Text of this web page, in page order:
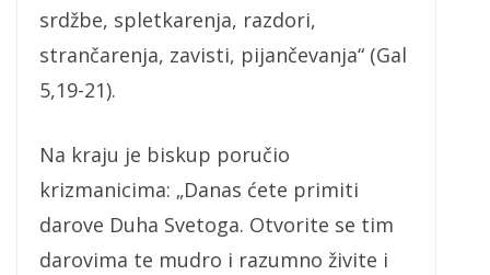
srdžbe, spletkarenja, razdori,
strančarenja, zavisti, pijančevanja“ (Gal
5,19-21).
Na kraju je biskup poručio
krizmanicima: „Danas ćete primiti
darove Duha Svetoga. Otvorite se tim
darovima te mudro i razumno živite i